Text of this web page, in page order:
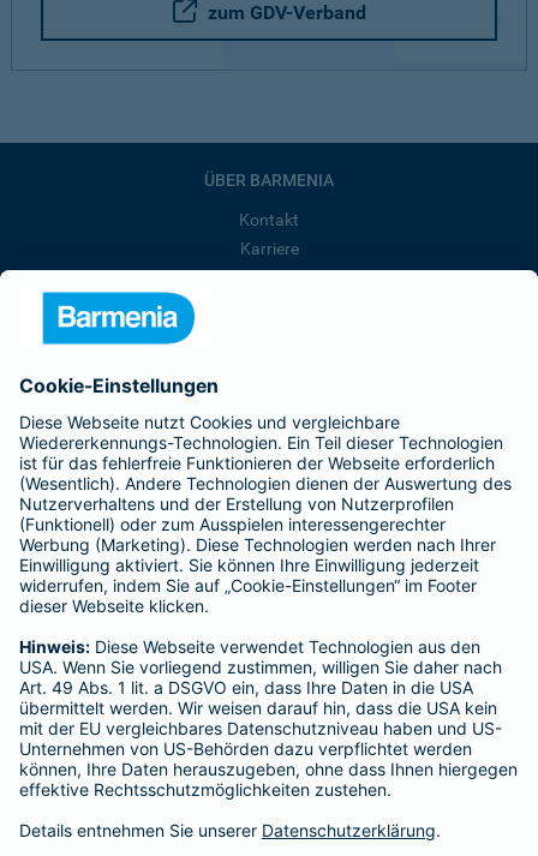
zum GDV-Verband
ÜBER BARMENIA
Kontakt
Karriere
Barmenia ist Teil der BarmeniaGothaer
BELIEBTE SEITEN
Kranken-Zusatzversicherung
Tierversicherungen
Haftpflichtversicherung
Hausratversicherung
Adresse ändern
Schaden melden
Kilometerstandsmeldung
Serviceübersicht